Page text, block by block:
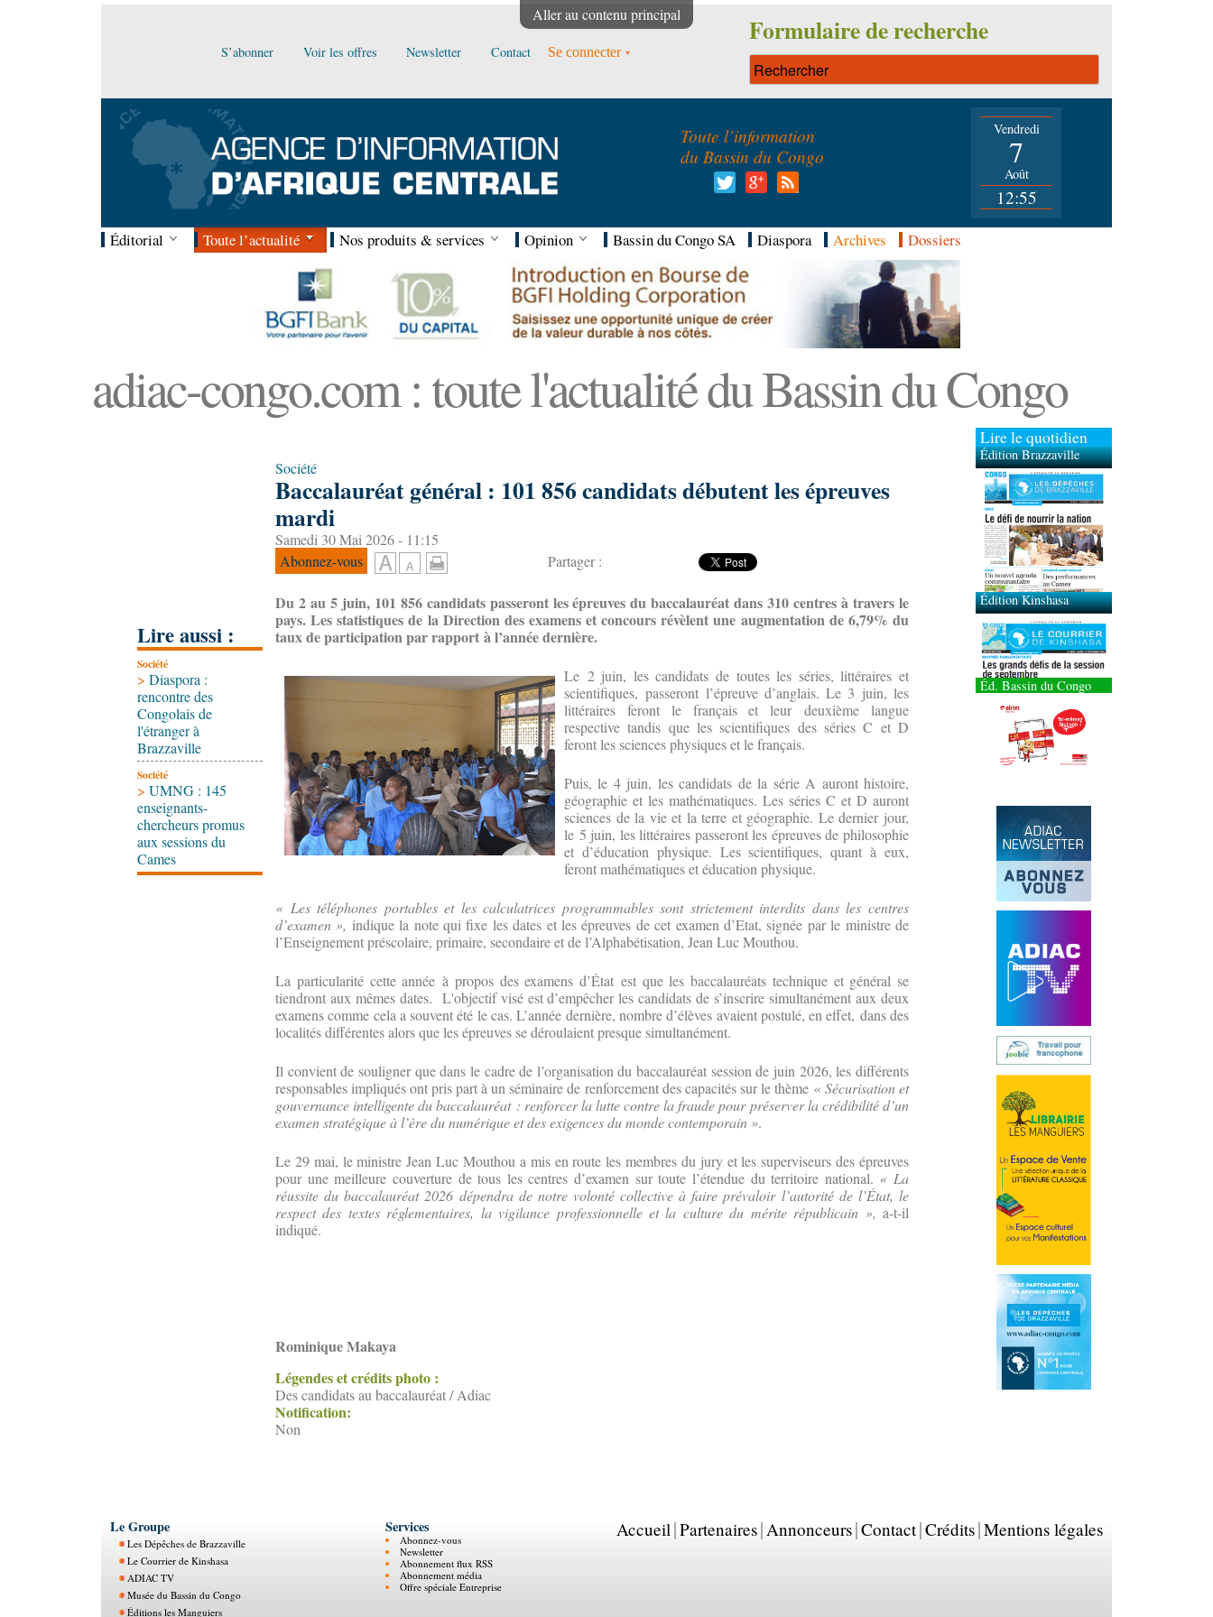
Aller au contenu principal
S’abonner Voir les offres Newsletter Contact Se connecter
Formulaire de recherche
Toute l’information
du Bassin du Congo
Vendredi
7
Août
12:55
Éditorial Toute l’actualité Nos produits & services Opinion Bassin du Congo SA Diaspora Archives Dossiers
adiac-congo.com : toute l'actualité du Bassin du Congo
Lire aussi :
Société
> Diaspora :
rencontre des
Congolais de
l'étranger à
Brazzaville
Société
> UMNG : 145
enseignants-
chercheurs promus
aux sessions du
Cames
Société
Baccalauréat général : 101 856 candidats débutent les épreuves
mardi
Samedi 30 Mai 2026 - 11:15
Abonnez-vous
Partager :
Du 2 au 5 juin, 101 856 candidats passeront les épreuves du baccalauréat dans 310 centres à travers le
pays. Les statistiques de la Direction des examens et concours révèlent une augmentation de 6,79% du
taux de participation par rapport à l’année dernière.
Le 2 juin, les candidats de toutes les séries, littéraires et
scientifiques, passeront l’épreuve d’anglais. Le 3 juin, les
littéraires feront le français et leur deuxième langue
respective tandis que les scientifiques des séries C et D
feront les sciences physiques et le français.
Puis, le 4 juin, les candidats de la série A auront histoire,
géographie et les mathématiques. Les séries C et D auront
sciences de la vie et la terre et géographie. Le dernier jour,
le 5 juin, les littéraires passeront les épreuves de philosophie
et d’éducation physique. Les scientifiques, quant à eux,
feront mathématiques et éducation physique.
« Les téléphones portables et les calculatrices programmables sont strictement interdits dans les centres
d’examen », indique la note qui fixe les dates et les épreuves de cet examen d’Etat, signée par le ministre de
l’Enseignement préscolaire, primaire, secondaire et de l’Alphabétisation, Jean Luc Mouthou.
La particularité cette année à propos des examens d’État est que les baccalauréats technique et général se
tiendront aux mêmes dates. L'objectif visé est d’empêcher les candidats de s’inscrire simultanément aux deux
examens comme cela a souvent été le cas. L’année dernière, nombre d’élèves avaient postulé, en effet, dans des
localités différentes alors que les épreuves se déroulaient presque simultanément.
Il convient de souligner que dans le cadre de l’organisation du baccalauréat session de juin 2026, les différents
responsables impliqués ont pris part à un séminaire de renforcement des capacités sur le thème « Sécurisation et
gouvernance intelligente du baccalauréat : renforcer la lutte contre la fraude pour préserver la crédibilité d’un
examen stratégique à l’ère du numérique et des exigences du monde contemporain ».
Le 29 mai, le ministre Jean Luc Mouthou a mis en route les membres du jury et les superviseurs des épreuves
pour une meilleure couverture de tous les centres d’examen sur toute l’étendue du territoire national. « La
réussite du baccalauréat 2026 dépendra de notre volonté collective à faire prévaloir l’autorité de l’État, le
respect des textes réglementaires, la vigilance professionnelle et la culture du mérite républicain », a-t-il
indiqué.
Rominique Makaya
Légendes et crédits photo :
Des candidats au baccalauréat / Adiac
Notification:
Non
Lire le quotidien
Édition Brazzaville
Édition Kinshasa
Éd. Bassin du Congo
Accueil Partenaires Annonceurs Contact Crédits Mentions légales
Le Groupe
Les Dépêches de Brazzaville
Le Courrier de Kinshasa
ADIAC TV
Musée du Bassin du Congo
Éditions les Manguiers
Services
Abonnez-vous
Newsletter
Abonnement flux RSS
Abonnement média
Offre spéciale Entreprise